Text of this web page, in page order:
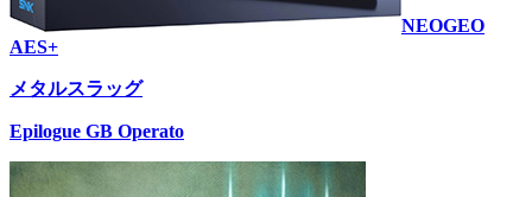
NEOGEO
AES+
メタルスラッグ
Epilogue GB Operato